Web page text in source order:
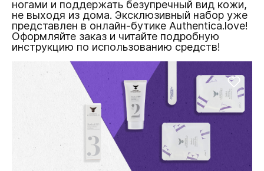
ногами и поддержать безупречный вид кожи,
не выходя из дома. Эксклюзивный набор уже
представлен в онлайн-бутике Authentica.love!
Оформляйте заказ и читайте подробную
инструкцию по использованию средств!